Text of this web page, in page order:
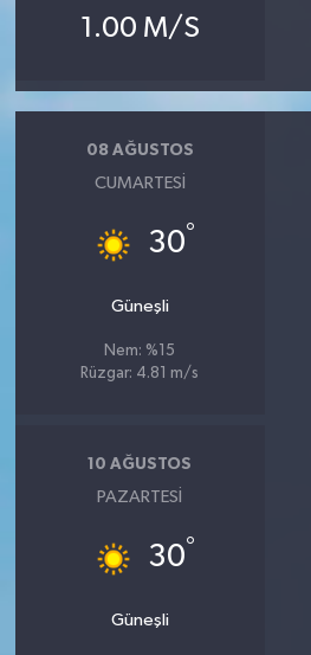
1.00 M/S
08 AĞUSTOS
CUMARTESI
30°
Güneşli
Nem: %15
Rüzgar: 4.81 m/s
10 AĞUSTOS
PAZARTESI
30°
Güneşli